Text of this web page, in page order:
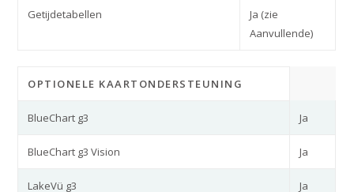
Getijdetabellen
Ja (zie
Aanvullende)
OPTIONELE KAARTONDERSTEUNING
BlueChart g3 Ja
BlueChart g3 Vision Ja
LakeVü g3 Ja